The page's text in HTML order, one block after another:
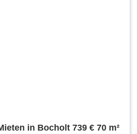
in Bocholt 739 € 70 m²